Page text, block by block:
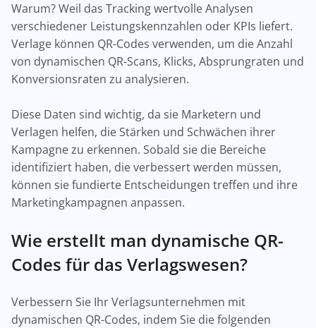
Warum? Weil das Tracking wertvolle Analysen
verschiedener Leistungskennzahlen oder KPIs liefert.
Verlage können QR-Codes verwenden, um die Anzahl
von dynamischen QR-Scans, Klicks, Absprungraten und
Konversionsraten zu analysieren.
Diese Daten sind wichtig, da sie Marketern und
Verlagen helfen, die Stärken und Schwächen ihrer
Kampagne zu erkennen. Sobald sie die Bereiche
identifiziert haben, die verbessert werden müssen,
können sie fundierte Entscheidungen treffen und ihre
Marketingkampagnen anpassen.
Wie erstellt man dynamische QR-
Codes für das Verlagswesen?
Verbessern Sie Ihr Verlagsunternehmen mit
dynamischen QR-Codes, indem Sie die folgenden